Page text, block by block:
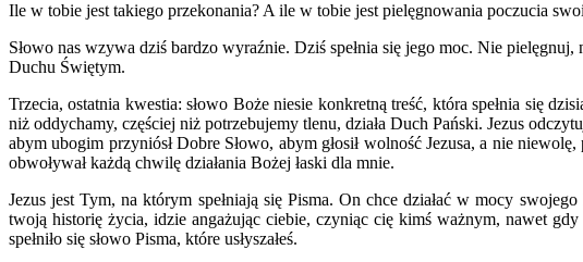
Ile w tobie jest takiego przekonania? A ile w tobie jest pielęgnowania poczucia
Słowo nas wzywa dziś bardzo wyraźnie. Dziś spełnia się jego moc. Nie
Duchu Świętym.
Trzecia, ostatnia kwestia: słowo Boże niesie konkretną treść, która spełnia się
niż oddychamy, częściej niż potrzebujemy tlenu, działa Duch Pański. Jezus
abym ubogim przyniósł Dobre Słowo, abym głosił wolność Jezusa, a nie
obwoływał każdą chwilę działania Bożej łaski dla mnie.
Jezus jest Tym, na którym spełniają się Pisma. On chce działać w mocy
twoją historię życia, idzie angażując ciebie, czyniąc cię kimś ważnym, nawet
spełniło się słowo Pisma, które usłyszałeś.